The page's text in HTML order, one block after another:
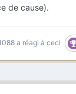
de cause).
a réagi à ceci